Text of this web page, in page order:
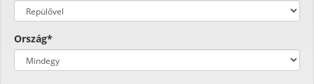
Ország*